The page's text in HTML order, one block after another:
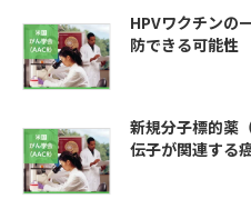
HPVワクチンの
防できる可能性
新規分子標的薬
伝子が関連する